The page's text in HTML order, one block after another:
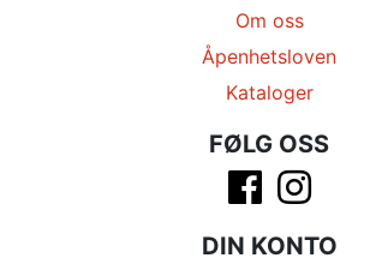
Om oss
Åpenhetsloven
Kataloger
FØLG OSS
DIN KONTO